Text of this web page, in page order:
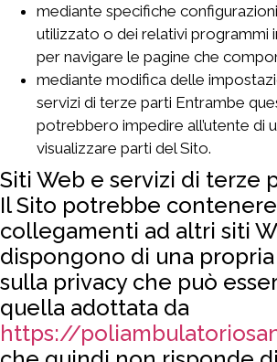
mediante specifiche
utilizzato o dei relativi programmi
per navigare le pagine che
mediante modifica delle
servizi di terze parti Entrambe
potrebbero impedire all’utente di
visualizzare parti del Sito.
Siti Web e servizi di terze
Il Sito potrebbe contenere
collegamenti ad altri siti
dispongono di una
sulla privacy che può
quella adottata da
https://